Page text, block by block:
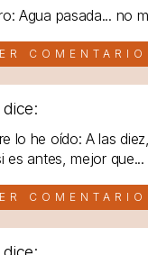
Agua pasada... no
COMENTARIO
dice:
lo he oído: A las
es antes, mejor que...
COMENTARIO